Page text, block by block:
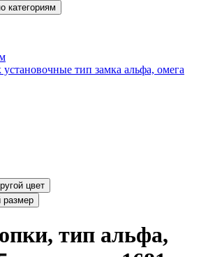
категориям
тип замка альфа, омега
Выбрать другой цвет
размер
тип альфа,